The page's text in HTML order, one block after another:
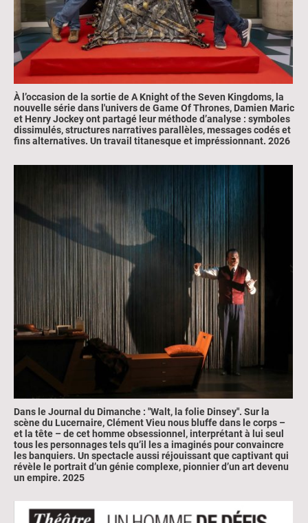
À l’occasion de la sortie de A Knight of the Seven Kingdoms, la
nouvelle série dans l'univers de Game Of Thrones, Damien Maric
et Henry Jockey ont partagé leur méthode d’analyse : symboles
dissimulés, structures narratives parallèles, messages codés et
fins alternatives. Un travail titanesque et impréssionnant. 2026
Dans le Journal du Dimanche : "Walt, la folie Dinsey". Sur la
scène du Lucernaire, Clément Vieu nous bluffe dans le corps –
et la tête – de cet homme obsessionnel, interprétant à lui seul
tous les personnages tels qu’il les a imaginés pour convaincre
les banquiers. Un spectacle aussi réjouissant que captivant qui
révèle le portrait d’un génie complexe, pionnier d’un art devenu
un empire. 2025